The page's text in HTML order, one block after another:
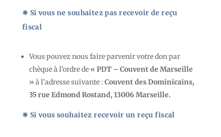
❈ Si vous ne souhaitez pas recevoir de reçu
fiscal
Vous pouvez nous faire parvenir votre don par
chèque à l’ordre de « PDT – Couvent de Marseille
» à l’adresse suivante : Couvent des Dominicains,
35 rue Edmond Rostand, 13006 Marseille.
❈ Si vous souhaitez recevoir un reçu fiscal